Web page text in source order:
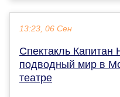
13:23, 06 Сен
Спектакль Капитан
подводный мир в
театре